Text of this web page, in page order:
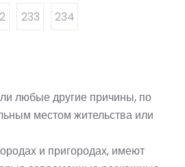
233 234
любые другие причины, по
местом жительства или
и пригородах, имеют